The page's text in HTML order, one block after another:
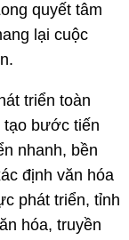
quyết tâm
lại cuộc
triển toàn
tạo bước tiến
nhanh, bền
định văn hóa
phát triển, tỉnh
hóa, truyền